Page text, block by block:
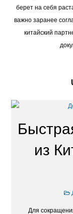
берет на себя
важно заранее
китайский
из
Для